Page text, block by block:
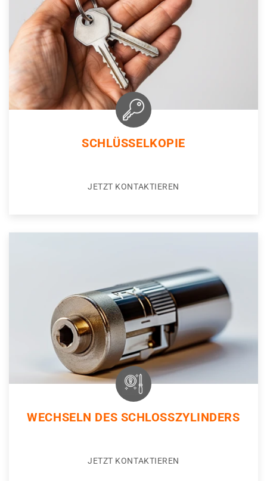
SCHLÜSSELKOPIE
JETZT KONTAKTIEREN
WECHSELN DES SCHLOSSZYLINDERS
JETZT KONTAKTIEREN